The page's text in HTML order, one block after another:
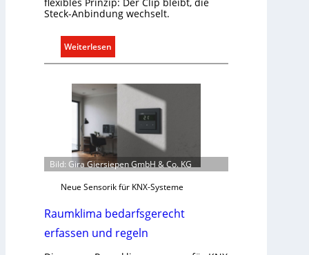
Steck-Anbindung wechselt.
Weiterlesen
E
n
i
f
r
l
l
Bild: Gira Giersiepen GmbH & Co. KG
Neue Sensorik für KNX-Systeme
Raumklima bedarfsgerecht
erfassen und regeln